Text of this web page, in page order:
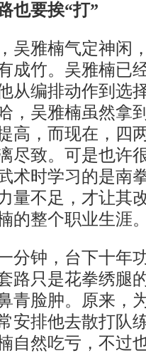
也要挨“打”
雅楠气定神闲，
成竹。吴雅楠已
从编排动作到选
，吴雅楠虽然拿
高，而现在，四
尽致。可是也许
术时学习的是南
量不足，才让其
的整个职业生涯。
钟，台下十年功
路只是花拳绣腿
青脸肿。原来，
安排他去散打队
自然吃亏，不过